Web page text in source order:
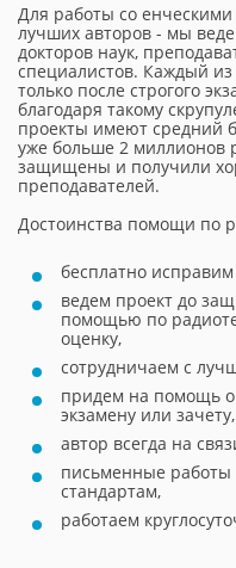
Для работы со
лучших авторов - мы
докторов наук,
специалистов. Каждый из
только после строгого
благодаря такому
проекты имеют средний
уже больше 2 миллионов
защищены и получили
преподавателей.
Достоинства помощи по
бесплатно
ведем проект до
помощью по
оценку,
сотрудничаем с
придем на помощь
экзамену или зачету,
автор всегда на
письменные работы
стандартам,
работаем